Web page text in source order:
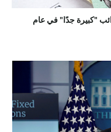
"كبيرة جدًا" في عام